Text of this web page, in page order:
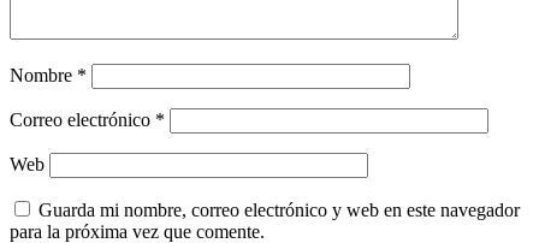
Nombre *
Correo electrónico *
Web
Guarda mi nombre, correo electrónico y web en este navegador
para la próxima vez que comente.